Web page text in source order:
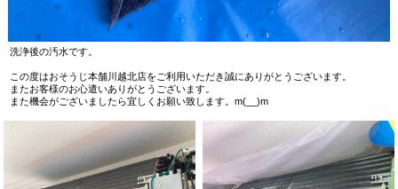
洗浄後の汚水です。
この度はおそうじ本舗川越北店をご利用いただき誠にありがとうございます。
またお客様のお心遣いありがとうございます。
また機会がございましたら宜しくお願い致します。m(__)m